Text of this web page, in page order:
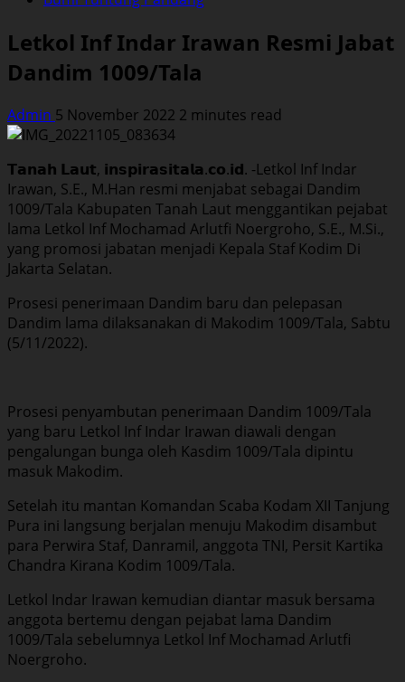
Letkol Inf Indar Irawan Resmi Jabat
Dandim 1009/Tala
Admin 5 November 2022 2 minutes read
𝗧𝗮𝗻𝗮𝗵 𝗟𝗮𝘂𝘁, 𝗶𝗻𝘀𝗽𝗶𝗿𝗮𝘀𝗶𝘁𝗮𝗹𝗮.𝗰𝗼.𝗶𝗱. -Letkol Inf Indar
Irawan, S.E., M.Han resmi menjabat sebagai Dandim
1009/Tala Kabupaten Tanah Laut menggantikan pejabat
lama Letkol Inf Mochamad Arlutfi Noergroho, S.E., M.Si.,
yang promosi jabatan menjadi Kepala Staf Kodim Di
Jakarta Selatan.
Prosesi penerimaan Dandim baru dan pelepasan
Dandim lama dilaksanakan di Makodim 1009/Tala, Sabtu
(5/11/2022).
Prosesi penyambutan penerimaan Dandim 1009/Tala
yang baru Letkol Inf Indar Irawan diawali dengan
pengalungan bunga oleh Kasdim 1009/Tala dipintu
masuk Makodim.
Setelah itu mantan Komandan Scaba Kodam XII Tanjung
Pura ini langsung berjalan menuju Makodim disambut
para Perwira Staf, Danramil, anggota TNI, Persit Kartika
Chandra Kirana Kodim 1009/Tala.
Letkol Indar Irawan kemudian diantar masuk bersama
anggota bertemu dengan pejabat lama Dandim
1009/Tala sebelumnya Letkol Inf Mochamad Arlutfi
Noergroho.